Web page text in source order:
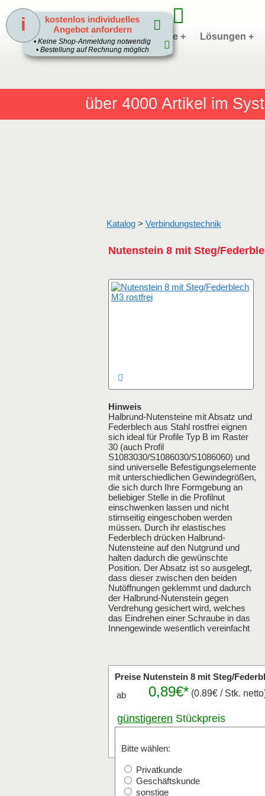
über 4000 Artikel im
Home Produkte + Lösungen +
Katalog > Verbindungstechnik
Nutenstein 8 mit Steg/
Hinweis
Halbrund-Nutensteine mit Absatz und
Federblech aus Stahl rostfrei eignen
sich ideal für Profile Typ B im Raster
30 (auch Profil
S1083030/S1086030/S1086060) und
sind universelle Befestigungselemente
mit unterschiedlichen Gewindegrößen,
die sich durch Ihre Formgebung an
beliebiger Stelle in die Profilnut
einschwenken lassen und nicht
stirnseitig eingeschoben werden
müssen. Durch ihr elastisches
Federblech drücken Halbrund-
Nutensteine auf den Nutgrund und
halten dadurch die gewünschte
Position. Der Absatz ist so ausgelegt,
dass dieser zwischen den beiden
Nutöffnungen geklemmt und dadurch
der Halbrund-Nutenstein gegen
Verdrehung gesichert wird, welches
das Eindrehen einer Schraube in das
Innengewinde wesentlich vereinfacht
Preise Nutenstein 8 mit Steg/
Bitte wählen:
Privatkunde
Geschäftskunde
sonstige
ab 0,89€* (0.89€ / Stk.
günstigeren Stückpreis
anfragen
Stk.
kostenlos individuelles
Angebot anfordern
1
• Keine Shop-Anmeldung notwendig
• Bestellung auf Rechnung möglich
i